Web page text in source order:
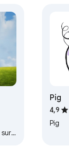
Pig
4,9
Pig